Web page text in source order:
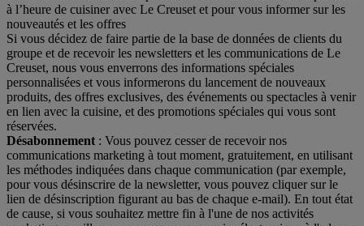
à l’heure de cuisiner avec Le Creuset et pour vous informer sur les
nouveautés et les offres
Si vous décidez de faire partie de la base de données de clients du
groupe et de recevoir les newsletters et les communications de Le
Creuset, nous vous enverrons des informations spéciales
personnalisées et vous informerons du lancement de nouveaux
produits, des offres exclusives, des événements ou spectacles à venir
en lien avec la cuisine, et des promotions spéciales qui vous sont
réservées.
Désabonnement : Vous pouvez cesser de recevoir nos
communications marketing à tout moment, gratuitement, en utilisant
les méthodes indiquées dans chaque communication (par exemple,
pour vous désinscrire de la newsletter, vous pouvez cliquer sur le
lien de désinscription figurant au bas de chaque e-mail). En tout état
de cause, si vous souhaitez mettre fin à l'une de nos activités